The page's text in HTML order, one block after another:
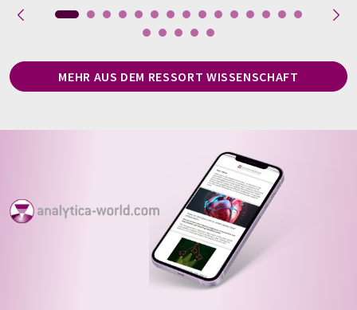
MEHR AUS DEM RESSORT WISSENSCHAFT